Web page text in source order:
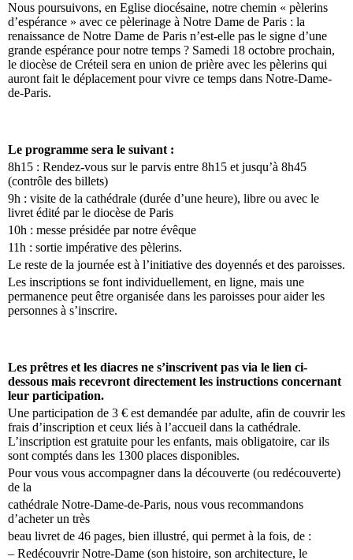
Nous poursuivons, en Eglise diocésaine, notre chemin « pèlerins
d’espérance » avec ce pèlerinage à Notre Dame de Paris : la
renaissance de Notre Dame de Paris n’est-elle pas le signe d’une
grande espérance pour notre temps ? Samedi 18 octobre prochain,
le diocèse de Créteil sera en union de prière avec les pèlerins qui
auront fait le déplacement pour vivre ce temps dans Notre-Dame-
de-Paris.
Le programme sera le suivant :
8h15 : Rendez-vous sur le parvis entre 8h15 et jusqu’à 8h45
(contrôle des billets)
9h : visite de la cathédrale (durée d’une heure), libre ou avec le
livret édité par le diocèse de Paris
10h : messe présidée par notre évêque
11h : sortie impérative des pèlerins.
Le reste de la journée est à l’initiative des doyennés et des paroisses.
Les inscriptions se font individuellement, en ligne, mais une
permanence peut être organisée dans les paroisses pour aider les
personnes à s’inscrire.
Les prêtres et les diacres ne s’inscrivent pas via le lien ci-
dessous mais recevront directement les instructions concernant
leur participation.
Une participation de 3 € est demandée par adulte, afin de couvrir les
frais d’inscription et ceux liés à l’accueil dans la cathédrale.
L’inscription est gratuite pour les enfants, mais obligatoire, car ils
sont comptés dans les 1300 places disponibles.
Pour vous vous accompagner dans la découverte (ou redécouverte)
de la
cathédrale Notre-Dame-de-Paris, nous vous recommandons
d’acheter un très
beau livret de 46 pages, bien illustré, qui permet à la fois, de :
– Redécouvrir Notre-Dame (son histoire, son architecture, le